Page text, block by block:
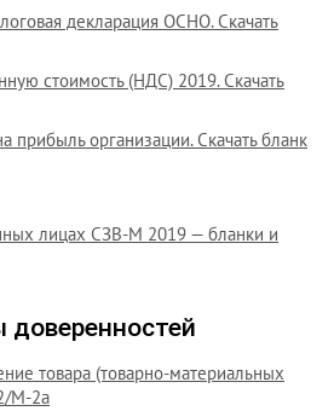
декларация ОСНО. Скачать
стоимость (НДС) 2019. Скачать
прибыль организации. Скачать бланк
лицах СЗВ-М 2019 — бланки и
товара (товарно-материальных
М-2а